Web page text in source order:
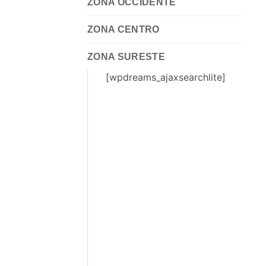
ZONA CENTRO
ZONA SURESTE
[wpdreams_ajaxsearchlite]